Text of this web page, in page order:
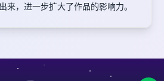
来，进一步扩大了作品的影响力。